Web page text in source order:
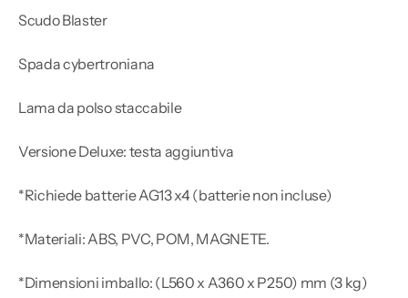
Scudo Blaster
Spada cybertroniana
Lama da polso staccabile
Versione Deluxe: testa aggiuntiva
*Richiede batterie AG13 x4 (batterie non incluse)
*Materiali: ABS, PVC, POM, MAGNETE.
*Dimensioni imballo: (L560 x A360 x P250) mm (3 kg)